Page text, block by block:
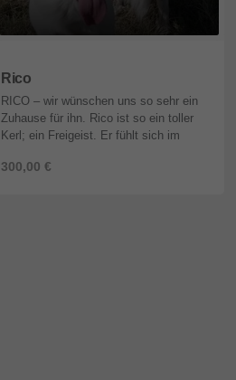
Rico
300,00 €
RICO – wir wünschen uns so sehr ein
Zuhause für ihn. Rico ist so ein toller
Kerl; ein Freigeist. Er fühlt sich im
sich auf die wenige Zeit die ...